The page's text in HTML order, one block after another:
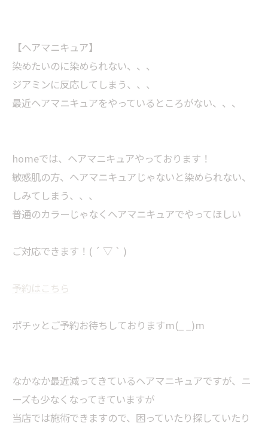
【ヘアマニキュア】
染めたいのに染められない、、、
ジアミンに反応してしまう、、、
最近ヘアマニキュアをやっているところがない、、、
homeでは、ヘアマニキュアやっております！
敏感肌の方、ヘアマニキュアじゃないと染められない、
しみてしまう、、、
普通のカラーじゃなくヘアマニキュアでやってほしい
ご対応できます！( ´ ▽ ` )
予約はこちら
ポチッとご予約お待ちしておりますm(_ _)m
なかなか最近減ってきているヘアマニキュアですが、ニ
ーズも少なくなってきていますが
当店では施術できますので、困っていたり探していたり